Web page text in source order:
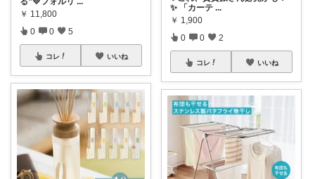
￥ 11,800
0 0 5
コレ いいね
✨ 「カーテ ...
￥ 1,900
0 0 2
コレ いいね